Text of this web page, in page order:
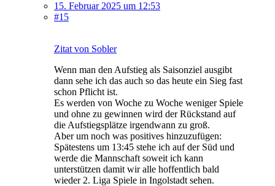
15. Februar 2025 um 12:53
#15
Zitat von Sobler
Wenn man den Aufstieg als Saisonziel ausgibt
dann sehe ich das auch so das heute ein Sieg fast
schon Pflicht ist.
Es werden von Woche zu Woche weniger Spiele
und ohne zu gewinnen wird der Rückstand auf
die Aufstiegsplätze irgendwann zu groß.
Aber um noch was positives hinzuzufügen:
Spätestens um 13:45 stehe ich auf der Süd und
werde die Mannschaft soweit ich kann
unterstützen damit wir alle hoffentlich bald
wieder 2. Liga Spiele in Ingolstadt sehen.